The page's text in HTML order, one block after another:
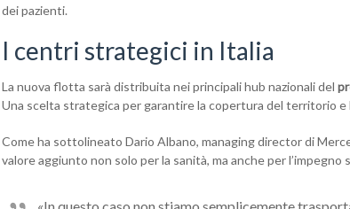
dei pazienti.
I centri strategici in Italia
La nuova flotta sarà distribuita nei principali hub nazionali del
Una scelta strategica per garantire la copertura del territorio
Come ha sottolineato Dario Albano, managing director di
valore aggiunto non solo per la sanità, ma anche per l’impegno